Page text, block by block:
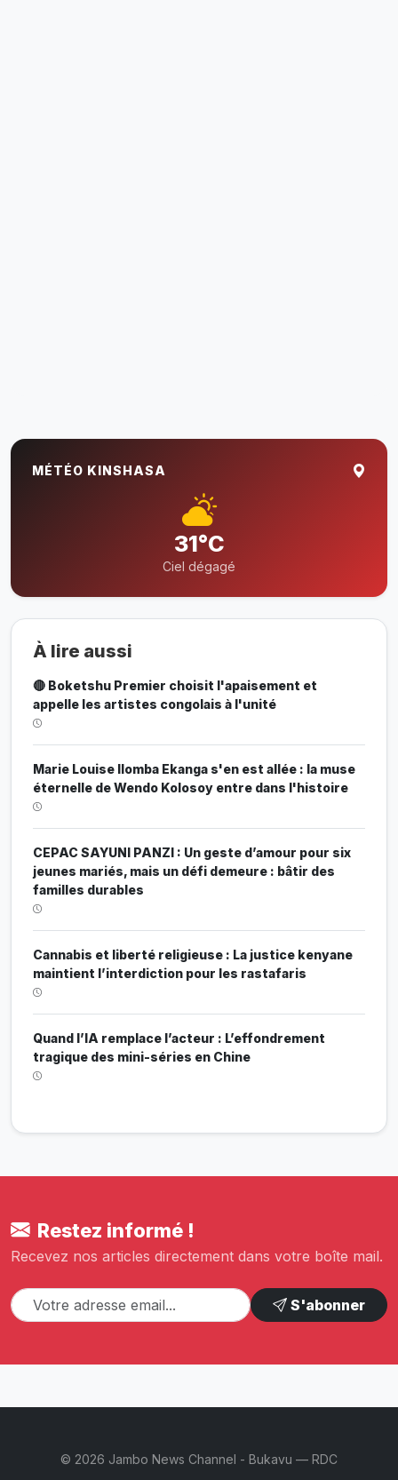
MÉTÉO KINSHASA
31°C
Ciel dégagé
À lire aussi
🔴 Boketshu Premier choisit l'apaisement et
appelle les artistes congolais à l'unité
Marie Louise Ilomba Ekanga s'en est allée : la muse
éternelle de Wendo Kolosoy entre dans l'histoire
CEPAC SAYUNI PANZI : Un geste d’amour pour six
jeunes mariés, mais un défi demeure : bâtir des
familles durables
Cannabis et liberté religieuse : La justice kenyane
maintient l’interdiction pour les rastafaris
Quand l’IA remplace l’acteur : L’effondrement
tragique des mini-séries en Chine
Restez informé !
Recevez nos articles directement dans votre boîte mail.
S'abonner
© 2026 Jambo News Channel - Bukavu — RDC